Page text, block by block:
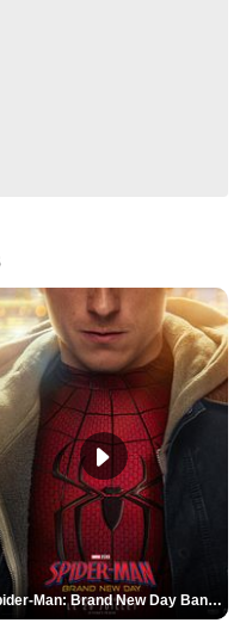
Spider-Man: Brand New Day Bande-annonce VO STFR